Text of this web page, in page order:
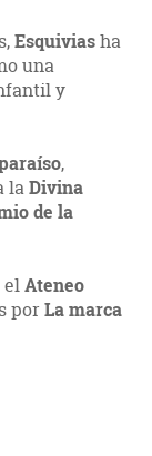
Esquiviasha
una
y
,
laDivina
de la
elAteneo
por La marca